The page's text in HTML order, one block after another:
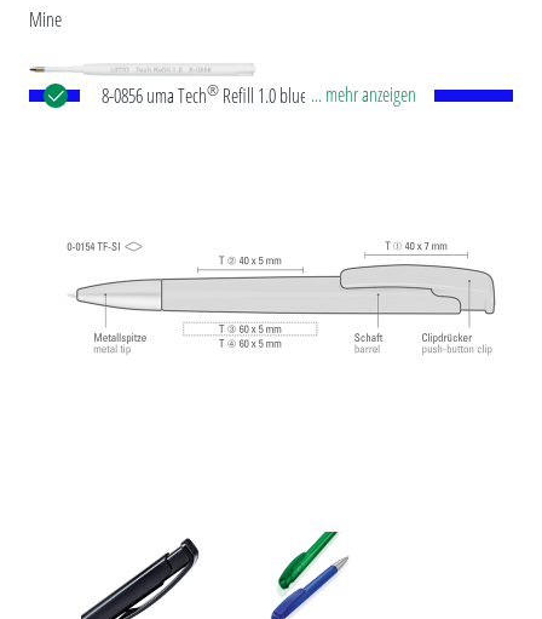
Mine
8-0856 uma Tech® Refill 1.0 blue Europäische
Norm. Die uma Tech Refill 1.0 vermittelt ein
angenehmes und weiches Schreibgefühl.
... mehr anzeigen